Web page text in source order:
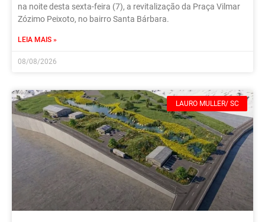
na noite desta sexta-feira (7), a revitalização da Praça Vilmar
Zózimo Peixoto, no bairro Santa Bárbara.
LEIA MAIS »
08/08/2026
LAURO MULLER/ SC